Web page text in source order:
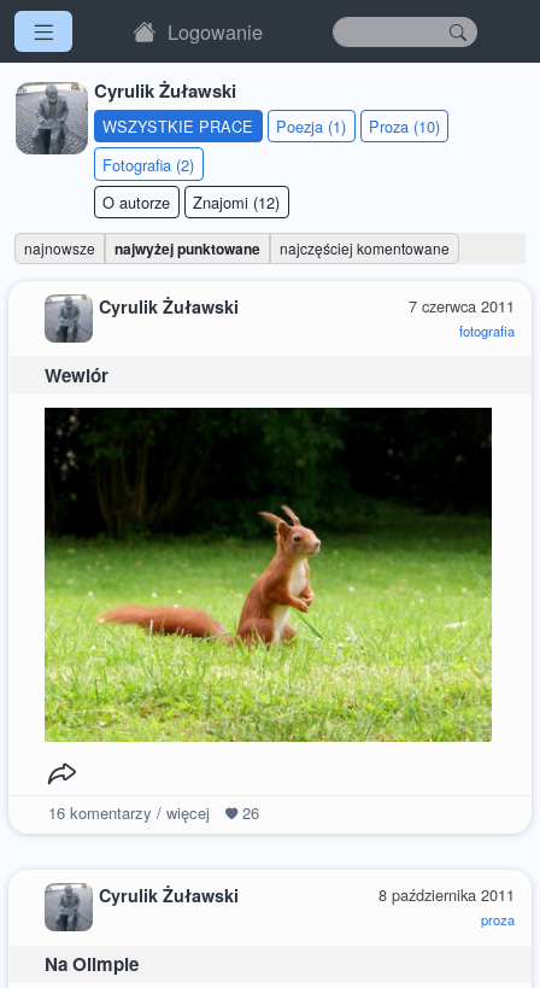
Logowanie
Cyrulik Żuławski
WSZYSTKIE PRACE Poezja (1)
Proza (10)
Fotografia (2)
O autorze
Znajomi (12)
najnowsze najwyżej punktowane najczęściej komentowane
7 czerwca 2011
fotografia
Cyrulik Żuławski
Wewiór
16komentarzy / więcej 26
8 października 2011
proza
Cyrulik Żuławski
Na Olimpie